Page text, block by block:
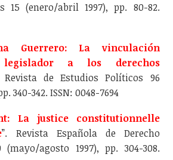
15 (enero/abril 1997), pp. 80-82.
Guerrero: La vinculación
a los derechos
Revista de Estudios Políticos 96
340-342. ISSN: 0048-7694
La justice constitutionnelle
”. Revista Española de Derecho
agosto 1997), pp. 304-308.